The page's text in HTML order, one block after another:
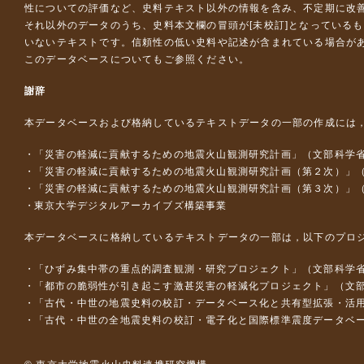
性についての評価など、史料テキスト以外の情報を含み、不定期に改
それ以外のデータのうち、史料本文欄の冒頭が[未校訂]となっている
いないテキストです。信頼性の低い史料や記述が含まれている場合が
このデータベースについて もご参照ください。
謝辞
本データベースおよび格納しているテキストデータの一部の作成には
「災害の軽減に貢献するための地震火山観測研究計画」（文部科学
「災害の軽減に貢献するための地震火山観測研究計画（第２次）」
「災害の軽減に貢献するための地震火山観測研究計画（第３次）」
東京大学デジタルアーカイブズ構築事業
本データベースに格納しているテキストデータの一部は，以下のプロ
「ひずみ集中帯の重点的調査観測・研究プロジェクト」（文部科
「都市の脆弱性が引き起こす激甚災害の軽減化プロジェクト」（
「古代・中世の地震史料の校訂・データベース化と共有型拡張・
「古代・中世の全地震史料の校訂・電子化と国際標準震度データ